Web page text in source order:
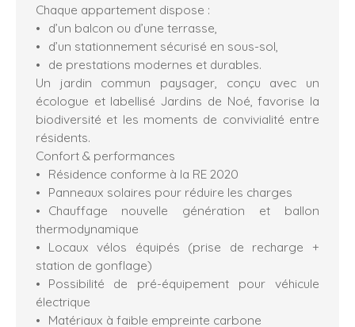
Chaque appartement dispose :
d’un balcon ou d’une terrasse,
d’un stationnement sécurisé en sous-sol,
de prestations modernes et durables.
Un jardin commun paysager, conçu avec un
écologue et labellisé Jardins de Noé, favorise la
biodiversité et les moments de convivialité entre
résidents.
Confort & performances
Résidence conforme à la RE 2020
Panneaux solaires pour réduire les charges
Chauffage nouvelle génération et ballon
thermodynamique
Locaux vélos équipés (prise de recharge +
station de gonflage)
Possibilité de pré-équipement pour véhicule
électrique
Matériaux à faible empreinte carbone